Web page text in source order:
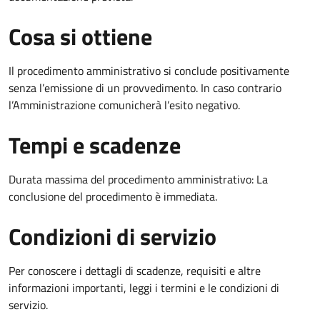
Cosa si ottiene
Il procedimento amministrativo si conclude positivamente
senza l’emissione di un provvedimento. In caso contrario
l’Amministrazione comunicherà l’esito negativo.
Tempi e scadenze
Durata massima del procedimento amministrativo: La
conclusione del procedimento è immediata.
Condizioni di servizio
Per conoscere i dettagli di scadenze, requisiti e altre
informazioni importanti, leggi i termini e le condizioni di
servizio.